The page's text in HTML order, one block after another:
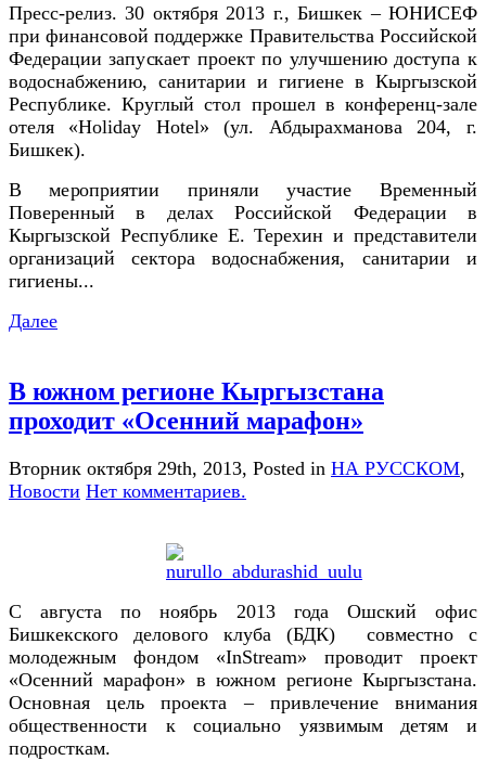
Пресс-релиз. 30 октября 2013 г., Бишкек – ЮНИСЕФ
при финансовой поддержке Правительства Российской
Федерации запускает проект по улучшению доступа к
водоснабжению, санитарии и гигиене в Кыргызской
Республике. Круглый стол прошел в конференц-зале
отеля «Holiday Hotel» (ул. Абдырахманова 204, г.
Бишкек).
В мероприятии приняли участие Временный
Поверенный в делах Российской Федерации в
Кыргызской Республике Е. Терехин и представители
организаций сектора водоснабжения, санитарии и
гигиены...
Далее
В южном регионе Кыргызстана
проходит «Осенний марафон»
Вторник октября 29th, 2013, Posted in НА РУССКОМ,
Новости Нет комментариев.
С августа по ноябрь 2013 года Ошский офис
Бишкекского делового клуба (БДК) совместно с
молодежным фондом «InStream» проводит проект
«Осенний марафон» в южном регионе Кыргызстана.
Основная цель проекта – привлечение внимания
общественности к социально уязвимым детям и
подросткам.